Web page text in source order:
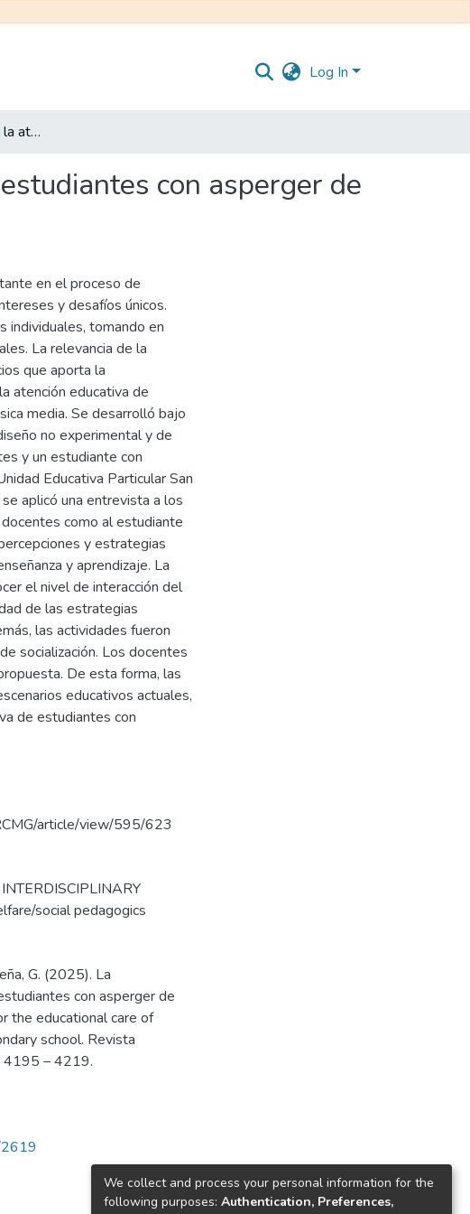
Log In
La neurodidáctica para la atención educativa a los estudiantes con asperger de sexto grado de básica media
con asperger de
en el proceso de
y desafíos únicos.
individuales, tomando en
La relevancia de la
que aporta la
atención educativa de
media. Se desarrolló bajo
no experimental y de
y un estudiante con
Educativa Particular San
aplicó una entrevista a los
como al estudiante
y estrategias
y aprendizaje. La
el nivel de interacción del
de las estrategias
las actividades fueron
socialización. Los docentes
De esta forma, las
educativos actuales,
de estudiantes con
article/view/595/623
INTERDISCIPLINARY
social pedagogics
G. (2025). La
con asperger de
the educational care of
school. Revista
4195 – 4219.
We collect and process your personal information for the
following purposes: Authentication, Preferences,